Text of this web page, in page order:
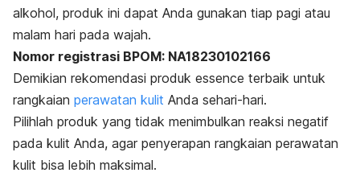
alkohol, produk ini dapat Anda gunakan tiap pagi atau
malam hari pada wajah.
Nomor registrasi BPOM: NA18230102166
Demikian rekomendasi produk essence terbaik untuk
rangkaian perawatan kulit Anda sehari-hari.
Pilihlah produk yang tidak menimbulkan reaksi negatif
pada kulit Anda, agar penyerapan rangkaian perawatan
kulit bisa lebih maksimal.